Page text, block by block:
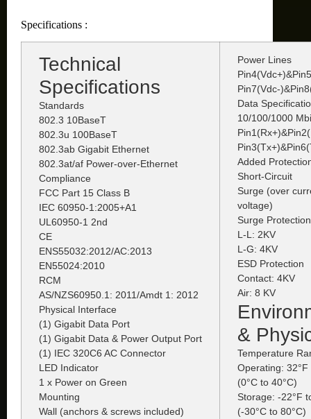
Specifications :
Technical
Specifications
Standards
802.3 10BaseT
802.3u 100BaseT
802.3ab Gigabit Ethernet
802.3at/af Power-over-Ethernet
Compliance
FCC Part 15 Class B
IEC 60950-1:2005+A1
UL60950-1 2nd
CE
ENS55032:2012/AC:2013
EN55024:2010
RCM
AS/NZS60950.1: 2011/Amdt 1: 2012
Physical Interface
(1) Gigabit Data Port
(1) Gigabit Data & Power Output Port
(1) IEC 320C6 AC Connector
LED Indicator
1 x Power on Green
Mounting
Wall (anchors & screws included)
Power Lines
Pin7(Vdc-
Data
10/100/1000
Added
Short-Circuit
Surge (over
voltage)
Surge Protection
L-L: 2KV
L-G: 4KV
ESD Protection
Contact: 4KV
Air: 8 KV
&
Temperature
Operating: 32°F
(0°C to 40°C)
Storage: -22°F
(-30°C to 80°C)